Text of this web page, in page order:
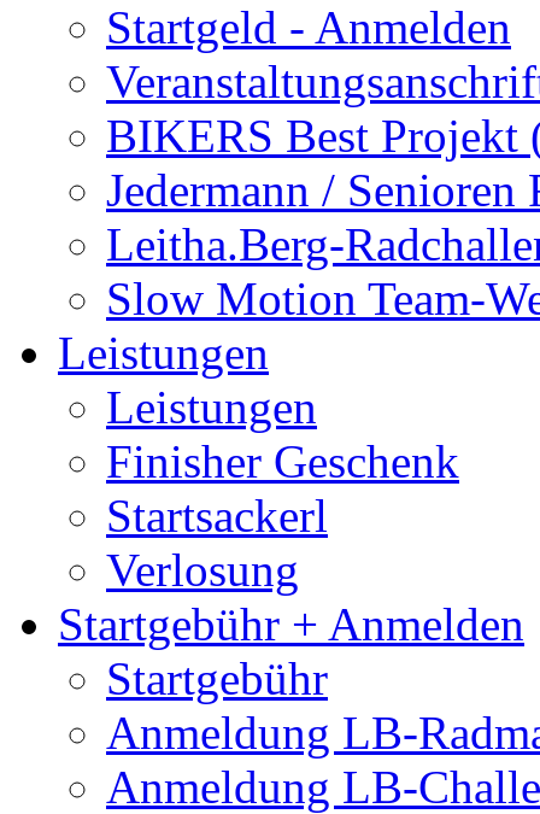
Startgeld - Anmelden
BIKERS Best Projekt
Jedermann / Senioren
Leitha.Berg-
Slow Motion Team-
Leistungen
Leistungen
Finisher Geschenk
Startsackerl
Verlosung
Startgebühr + Anmelden
Startgebühr
Anmeldung LB-
Anmeldung LB-